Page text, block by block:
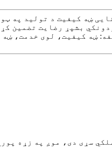
ښه کیفیت د تولید په
بشپړ رضایت تضمین
ښه کیفیت، لوی خدمت،
سړی دی، موږ په زړه